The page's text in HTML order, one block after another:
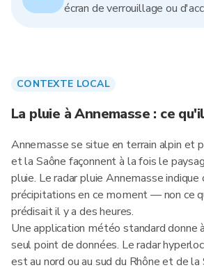
écran de verrouillage ou
CONTEXTE LOCAL
La pluie à Annemasse : ce
Annemasse se situe en terrain alpin et
et la Saône façonnent à la fois le
pluie. Le radar pluie Annemasse
précipitations en ce moment — non ce
prédisait il y a des heures.
Une application météo standard donne
seul point de données. Le radar
est au nord ou au sud du Rhône et de la